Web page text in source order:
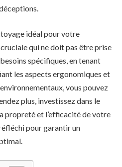
idéal pour votre
qui ne doit pas être prise
spécifiques, en tenant
les aspects ergonomiques et
vous pouvez
plus, investissez dans le
propreté et l’efficacité de votre
pour garantir un